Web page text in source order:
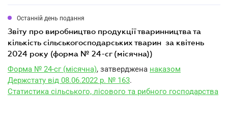
Останній день подання
звіту про виробництво продукції тваринництва та
кількість сільськогосподарських тварин за квітень
2024 року (форма № 24-сг (місячна))
Форма № 24-сг (місячна), затверджена наказом
Держстату від 08.06.2022 р. № 163.
Статистика сільського, лісового та рибного господарства